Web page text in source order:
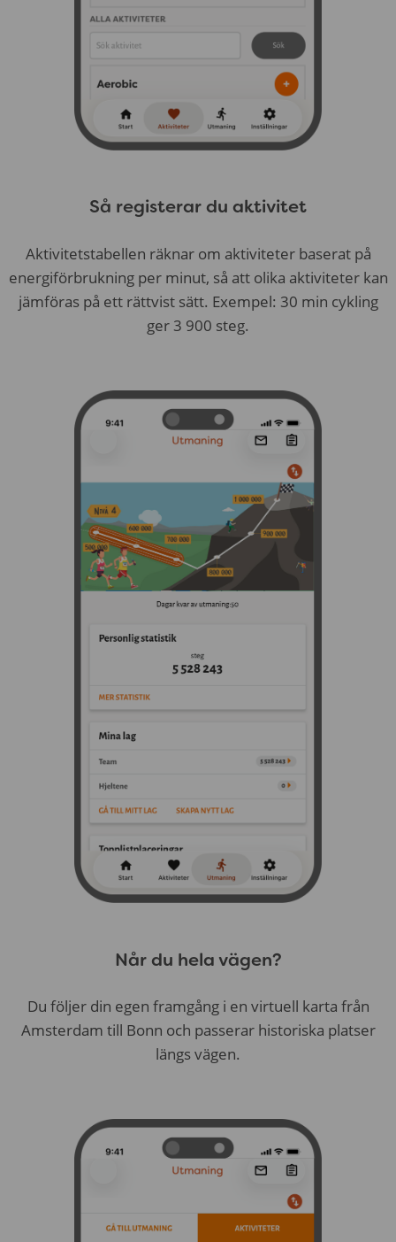
Så registerar du aktivitet
Aktivitetstabellen räknar om aktiviteter baserat på
energiförbrukning per minut, så att olika aktiviteter kan
jämföras på ett rättvist sätt. Exempel: 30 min cykling
ger 3 900 steg.
Når du hela vägen?
Du följer din egen framgång i en virtuell karta från
Amsterdam till Bonn och passerar historiska platser
längs vägen.